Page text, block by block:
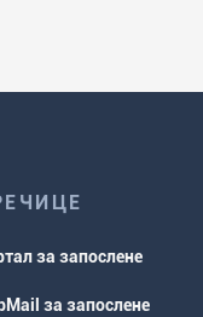
за запослене
за запослене